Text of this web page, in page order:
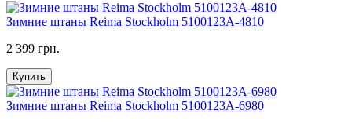
Зимние штаны Reima Stockholm 5100123A-4810
2 399 грн.
Купить
Зимние штаны Reima Stockholm 5100123A-6980